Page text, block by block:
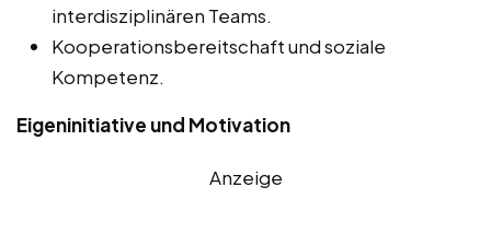
interdisziplinären Teams.
Kooperationsbereitschaft und soziale
Kompetenz.
Eigeninitiative und Motivation
Anzeige